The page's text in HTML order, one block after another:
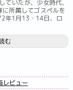
いたが、少女時代、
所属してゴスペルを
年1月13・14日、ロ
む
レビュー